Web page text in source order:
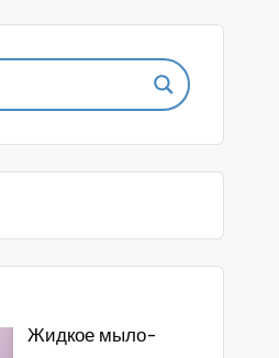
Жидкое мыло-